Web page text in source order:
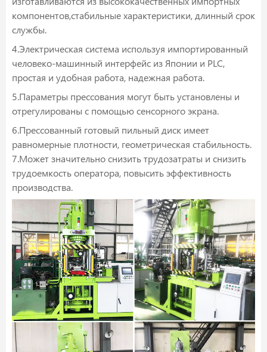
компонентов,стабильные характеристики, длинный срок
службы.
4.Электрическая система используя импортированный
человеко-машинный интерфейс из Японии и PLC,
простая и удобная работа, надежная работа.
5.Параметры прессования могут быть установлены и
отрегулированы с помощью сенсорного экрана.
6.Прессованный готовый пильный диск имеет
равномерные плотности, геометрическая стабильность.
7.Может значительно снизить трудозатраты и снизить
трудоемкость оператора, повысить эффективность
производства.